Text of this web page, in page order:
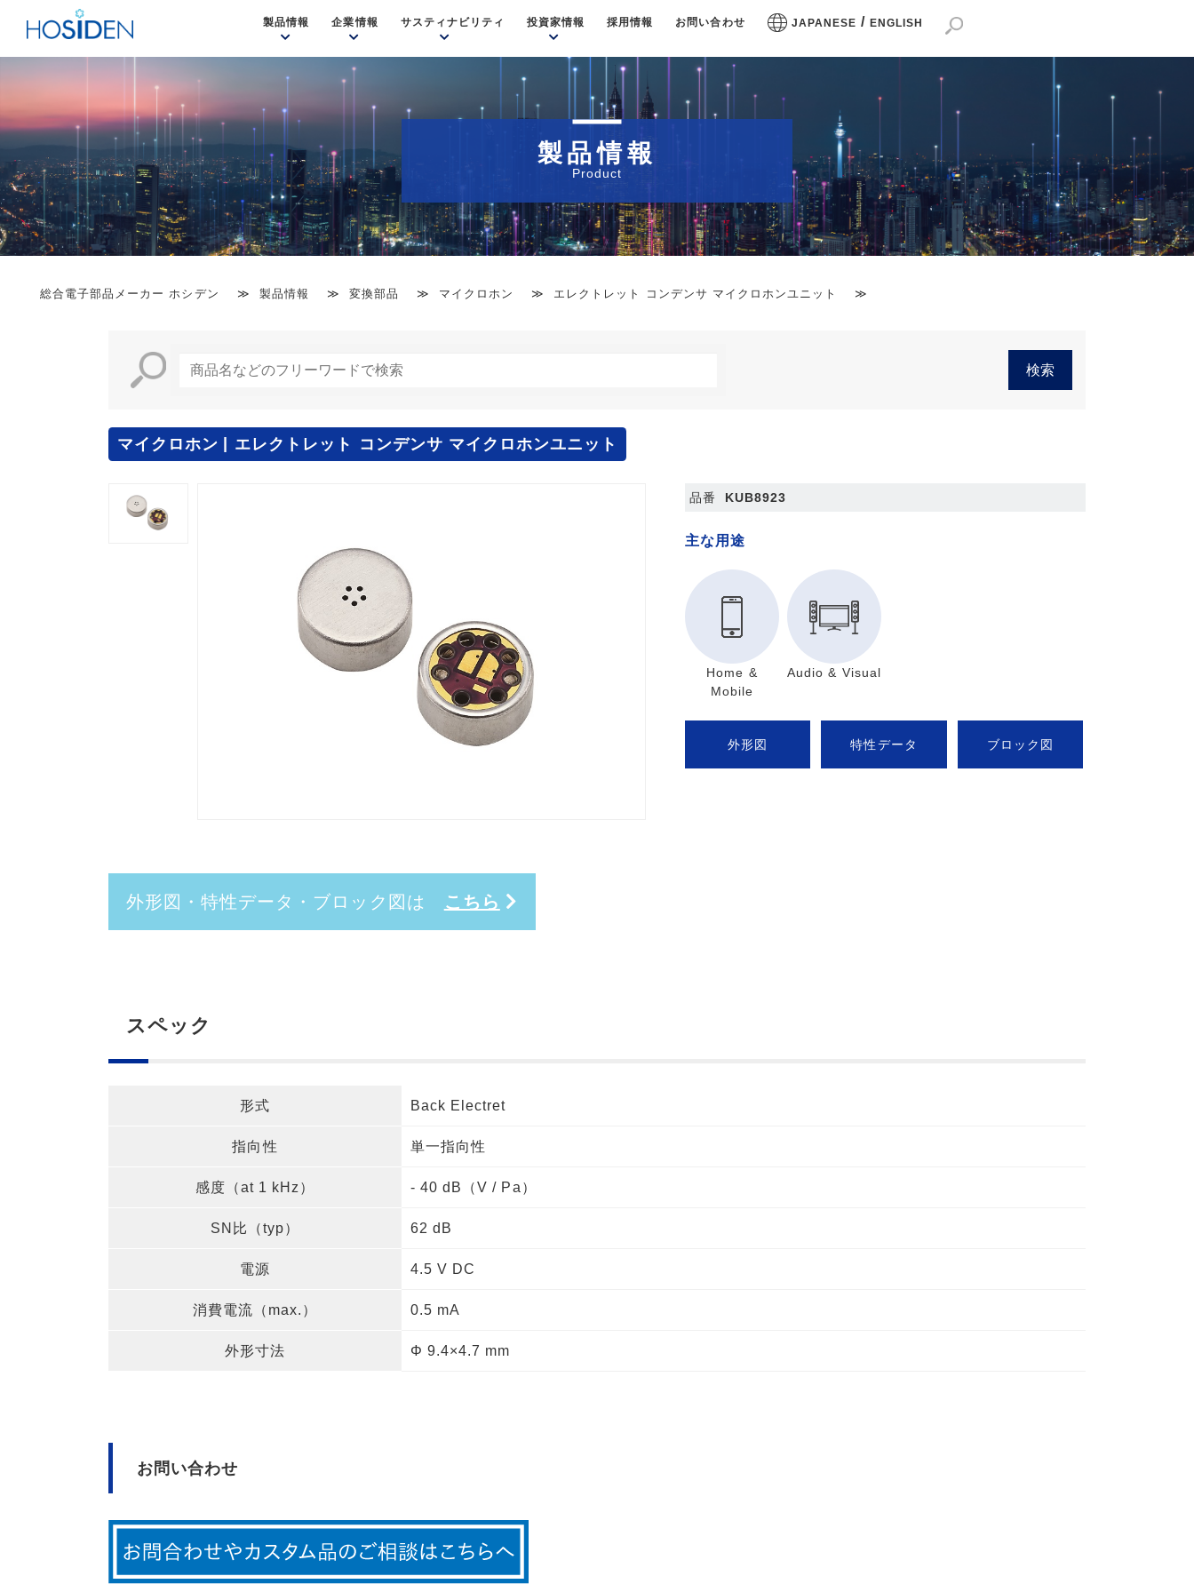
製品情報 企業情報 サスティナビリティ 投資家情報 採用情報 お問い合わせ JAPANESE /ENGLISH
製品情報
Product
総合電子部品メーカー ホシデン 製品情報 変換部品 マイクロホン エレクトレット コンデンサ マイクロホンユニット
マイクロホン エレクトレット コンデンサ マイクロホンユニット
品番 KUB8923
主な用途
Home &
Mobile
Audio & Visual
外形図 特性データ ブロック図
外形図・特性データ・ブロック図は こちら
スペック
形式 Back Electret
指向性 単一指向性
感度（at 1 kHz） - 40 dB（V / Pa）
SN比（typ） 62 dB
電源 4.5 V DC
消費電流（max.） 0.5 mA
外形寸法 Φ 9.4×4.7 mm
お問い合わせ